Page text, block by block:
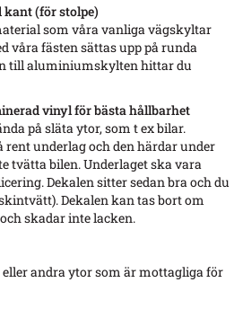
(för stolpe)
som våra vanliga vägskyltar
våra fästen sättas upp på runda
till aluminiumskylten hittar du
vinyl för bästa hållbarhet
på släta ytor, som t ex bilar.
rent underlag och den härdar under
tvätta bilen. Underlaget ska vara
Dekalen sitter sedan bra och du
Dekalen kan tas bort om
skadar inte lacken.
andra ytor som är mottagliga för